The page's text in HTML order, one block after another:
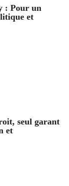
: Pour un
et
seul garant
et